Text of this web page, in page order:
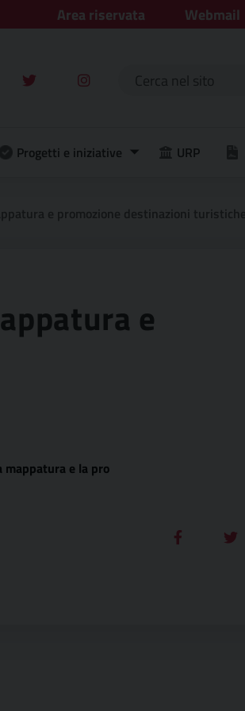
Area riservata Webmail
Ricerca per:
Progetti e iniziative URP
e
e la pro